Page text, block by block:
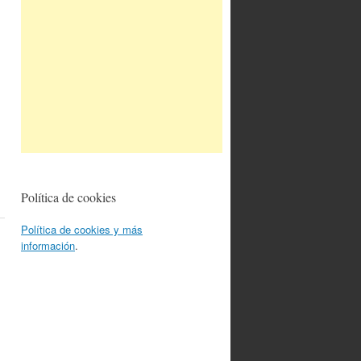
Política de cookies
Política de cookies y más
información.